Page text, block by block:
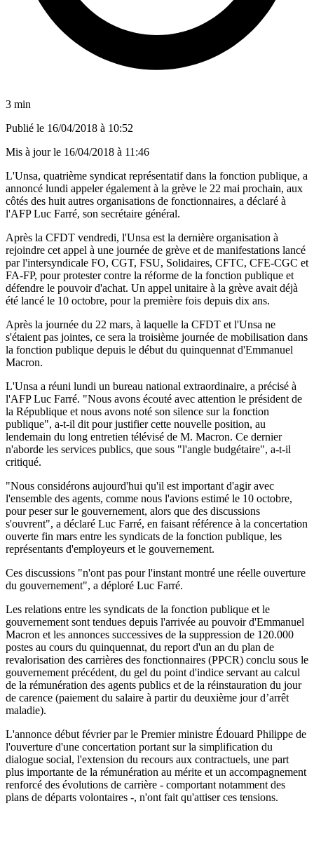
3 min
Publié le 16/04/2018 à 10:52
Mis à jour le 16/04/2018 à 11:46
L'Unsa, quatrième syndicat représentatif dans la fonction publique, a
annoncé lundi appeler également à la grève le 22 mai prochain, aux
côtés des huit autres organisations de fonctionnaires, a déclaré à
l'AFP Luc Farré, son secrétaire général.
Après la CFDT vendredi, l'Unsa est la dernière organisation à
rejoindre cet appel à une journée de grève et de manifestations lancé
par l'intersyndicale FO, CGT, FSU, Solidaires, CFTC, CFE-CGC et
FA-FP, pour protester contre la réforme de la fonction publique et
défendre le pouvoir d'achat. Un appel unitaire à la grève avait déjà
été lancé le 10 octobre, pour la première fois depuis dix ans.
Après la journée du 22 mars, à laquelle la CFDT et l'Unsa ne
s'étaient pas jointes, ce sera la troisième journée de mobilisation dans
la fonction publique depuis le début du quinquennat d'Emmanuel
Macron.
L'Unsa a réuni lundi un bureau national extraordinaire, a précisé à
l'AFP Luc Farré. "Nous avons écouté avec attention le président de
la République et nous avons noté son silence sur la fonction
publique", a-t-il dit pour justifier cette nouvelle position, au
lendemain du long entretien télévisé de M. Macron. Ce dernier
n'aborde les services publics, que sous "l'angle budgétaire", a-t-il
critiqué.
"Nous considérons aujourd'hui qu'il est important d'agir avec
l'ensemble des agents, comme nous l'avions estimé le 10 octobre,
pour peser sur le gouvernement, alors que des discussions
s'ouvrent", a déclaré Luc Farré, en faisant référence à la concertation
ouverte fin mars entre les syndicats de la fonction publique, les
représentants d'employeurs et le gouvernement.
Ces discussions "n'ont pas pour l'instant montré une réelle ouverture
du gouvernement", a déploré Luc Farré.
Les relations entre les syndicats de la fonction publique et le
gouvernement sont tendues depuis l'arrivée au pouvoir d'Emmanuel
Macron et les annonces successives de la suppression de 120.000
postes au cours du quinquennat, du report d'un an du plan de
revalorisation des carrières des fonctionnaires (PPCR) conclu sous le
gouvernement précédent, du gel du point d'indice servant au calcul
de la rémunération des agents publics et de la réinstauration du jour
de carence (paiement du salaire à partir du deuxième jour d’arrêt
maladie).
L'annonce début février par le Premier ministre Édouard Philippe de
l'ouverture d'une concertation portant sur la simplification du
dialogue social, l'extension du recours aux contractuels, une part
plus importante de la rémunération au mérite et un accompagnement
renforcé des évolutions de carrière - comportant notamment des
plans de départs volontaires -, n'ont fait qu'attiser ces tensions.